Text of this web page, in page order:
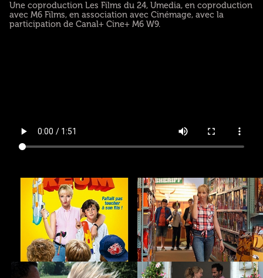
Une coproduction Les Films du 24, Umedia, en coproduction
avec M6 Films, en association avec Cinémage, avec la
participation de Canal+ Cine+ M6 W9.